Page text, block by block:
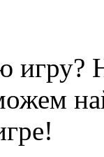
игру?